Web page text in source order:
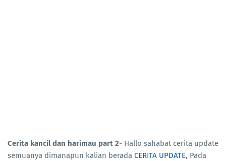
Cerita kancil dan harimau part 2- Hallo sahabat cerita update
semuanya dimanapun kalian berada CERITA UPDATE, Pada